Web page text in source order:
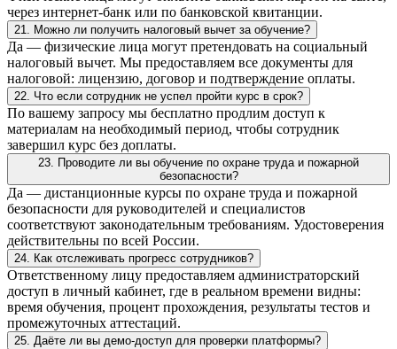
через интернет-банк или по банковской квитанции.
21. Можно ли получить налоговый вычет за обучение?
Да — физические лица могут претендовать на социальный
налоговый вычет. Мы предоставляем все документы для
налоговой: лицензию, договор и подтверждение оплаты.
22. Что если сотрудник не успел пройти курс в срок?
По вашему запросу мы бесплатно продлим доступ к
материалам на необходимый период, чтобы сотрудник
завершил курс без доплаты.
23. Проводите ли вы обучение по охране труда и пожарной
безопасности?
Да — дистанционные курсы по охране труда и пожарной
безопасности для руководителей и специалистов
соответствуют законодательным требованиям. Удостоверения
действительны по всей России.
24. Как отслеживать прогресс сотрудников?
Ответственному лицу предоставляем администраторский
доступ в личный кабинет, где в реальном времени видны:
время обучения, процент прохождения, результаты тестов и
промежуточных аттестаций.
25. Даёте ли вы демо-доступ для проверки платформы?